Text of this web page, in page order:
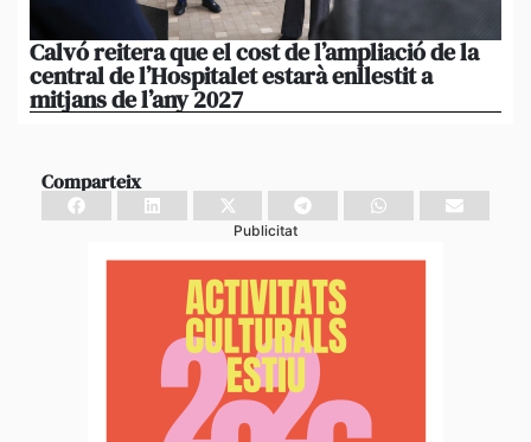
Calvó reitera que el cost de l’ampliació de la
central de l’Hospitalet estarà enllestit a
mitjans de l’any 2027
Comparteix
Publicitat